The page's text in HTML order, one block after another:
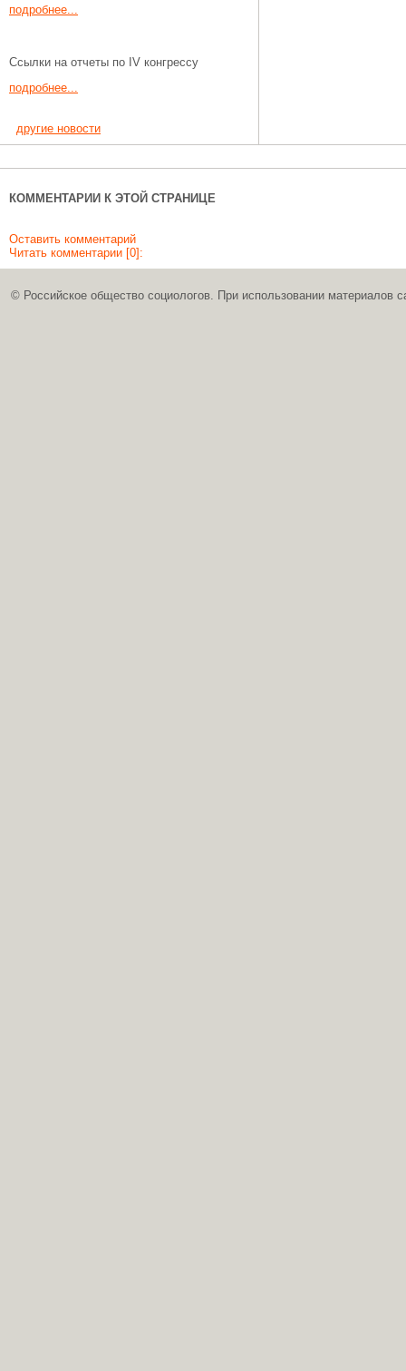
подробнее...
Ссылки на отчеты по IV конгрессу
подробнее...
другие новости
КОММЕНТАРИИ К ЭТОЙ СТРАНИЦЕ
Оставить комментарий
Читать комментарии [0]:
© Российское общество социологов. При использовании материалов